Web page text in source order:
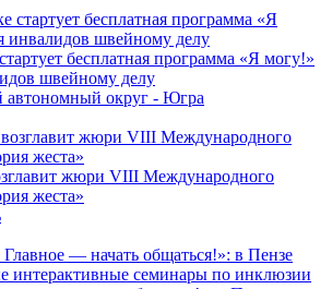
бесплатная программа «Я могу!»
швейному делу
округ - Югра
жюри VIII Международного
жеста»